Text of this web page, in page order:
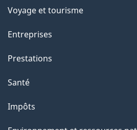
Voyage et tourisme
Entreprises
Prestations
Santé
Impôts